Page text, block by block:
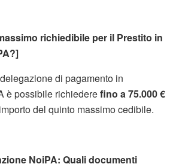
richiedibile per il Prestito in
di pagamento in
è possibile richiederefino a 75.000 €
del quinto massimo cedibile.
NoiPA: Quali documenti